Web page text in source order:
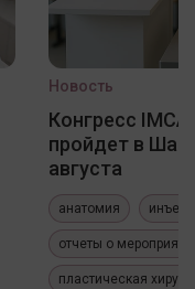
Новость
Конгресс
пройдет в
августа
анатомия
отчеты о
пластическая